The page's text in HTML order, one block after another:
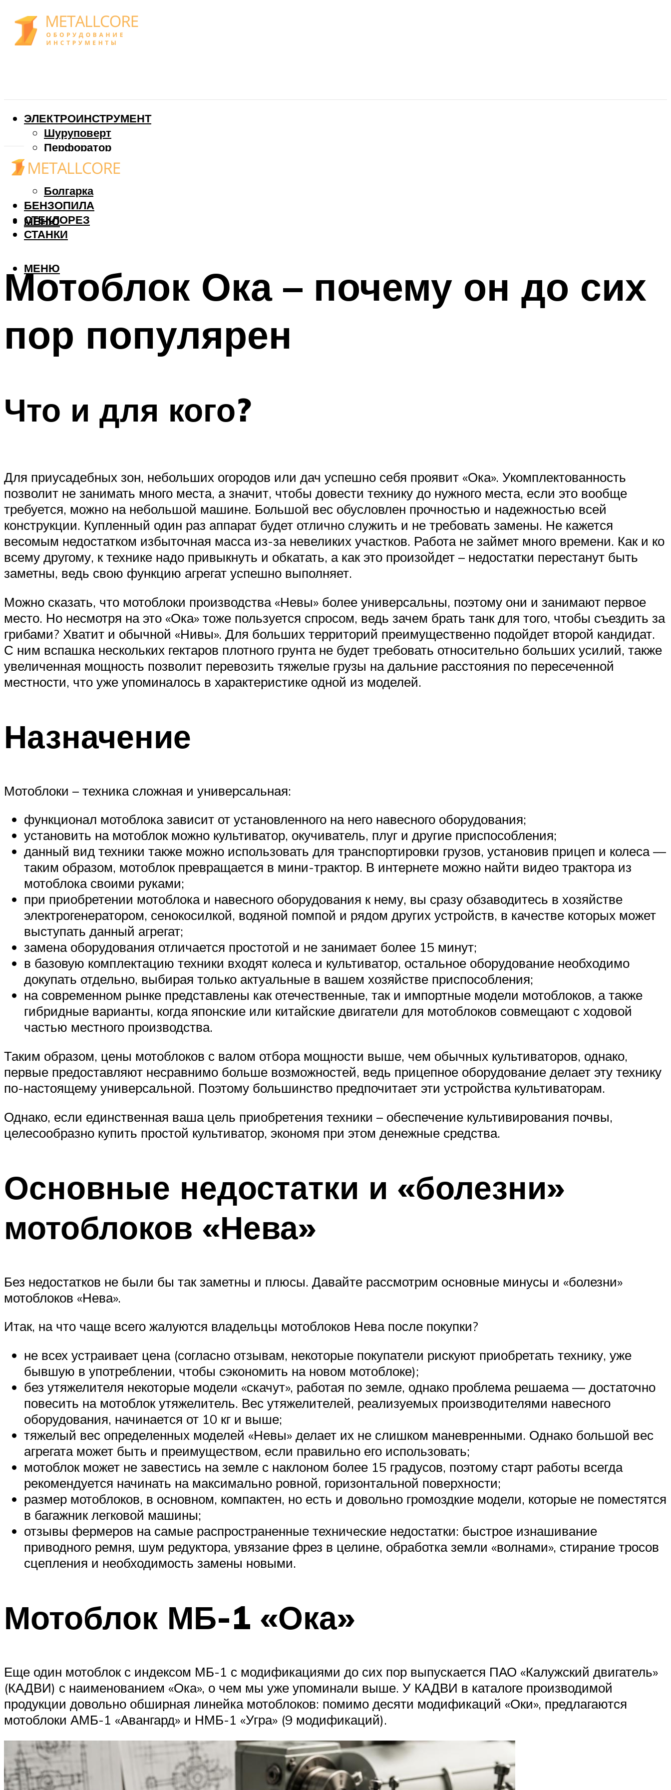
ЭЛЕКТРОИНСТРУМЕНТ
Шуруповерт
Перфоратор
Дрель
Фрезер
Болгарка
БЕНЗОПИЛА
СТЕКЛОРЕЗ
СТАНКИ
МЕНЮ
МЕНЮ
Мотоблок Ока – почему он до сих
пор популярен
Что и для кого?
Для приусадебных зон, небольших огородов или дач успешно себя проявит «Ока». Укомплектованность
позволит не занимать много места, а значит, чтобы довести технику до нужного места, если это вообще
требуется, можно на небольшой машине. Большой вес обусловлен прочностью и надежностью всей
конструкции. Купленный один раз аппарат будет отлично служить и не требовать замены. Не кажется
весомым недостатком избыточная масса из-за невеликих участков. Работа не займет много времени. Как и ко
всему другому, к технике надо привыкнуть и обкатать, а как это произойдет – недостатки перестанут быть
заметны, ведь свою функцию агрегат успешно выполняет.
Можно сказать, что мотоблоки производства «Невы» более универсальны, поэтому они и занимают первое
место. Но несмотря на это «Ока» тоже пользуется спросом, ведь зачем брать танк для того, чтобы съездить за
грибами? Хватит и обычной «Нивы». Для больших территорий преимущественно подойдет второй кандидат.
С ним вспашка нескольких гектаров плотного грунта не будет требовать относительно больших усилий, также
увеличенная мощность позволит перевозить тяжелые грузы на дальние расстояния по пересеченной
местности, что уже упоминалось в характеристике одной из моделей.
Назначение
Мотоблоки – техника сложная и универсальная:
функционал мотоблока зависит от установленного на него навесного оборудования;
установить на мотоблок можно культиватор, окучиватель, плуг и другие приспособления;
данный вид техники также можно использовать для транспортировки грузов, установив прицеп и колеса —
таким образом, мотоблок превращается в мини-трактор. В интернете можно найти видео трактора из
мотоблока своими руками;
при приобретении мотоблока и навесного оборудования к нему, вы сразу обзаводитесь в хозяйстве
электрогенератором, сенокосилкой, водяной помпой и рядом других устройств, в качестве которых может
выступать данный агрегат;
замена оборудования отличается простотой и не занимает более 15 минут;
в базовую комплектацию техники входят колеса и культиватор, остальное оборудование необходимо
докупать отдельно, выбирая только актуальные в вашем хозяйстве приспособления;
на современном рынке представлены как отечественные, так и импортные модели мотоблоков, а также
гибридные варианты, когда японские или китайские двигатели для мотоблоков совмещают с ходовой
частью местного производства.
Таким образом, цены мотоблоков с валом отбора мощности выше, чем обычных культиваторов, однако,
первые предоставляют несравнимо больше возможностей, ведь прицепное оборудование делает эту технику
по-настоящему универсальной. Поэтому большинство предпочитает эти устройства культиваторам.
Однако, если единственная ваша цель приобретения техники – обеспечение культивирования почвы,
целесообразно купить простой культиватор, экономя при этом денежные средства.
Основные недостатки и «болезни»
мотоблоков «Нева»
Без недостатков не были бы так заметны и плюсы. Давайте рассмотрим основные минусы и «болезни»
мотоблоков «Нева».
Итак, на что чаще всего жалуются владельцы мотоблоков Нева после покупки?
не всех устраивает цена (согласно отзывам, некоторые покупатели рискуют приобретать технику, уже
бывшую в употреблении, чтобы сэкономить на новом мотоблоке);
без утяжелителя некоторые модели «скачут», работая по земле, однако проблема решаема — достаточно
повесить на мотоблок утяжелитель. Вес утяжелителей, реализуемых производителями навесного
оборудования, начинается от 10 кг и выше;
тяжелый вес определенных моделей «Невы» делает их не слишком маневренными. Однако большой вес
агрегата может быть и преимуществом, если правильно его использовать;
мотоблок может не завестись на земле с наклоном более 15 градусов, поэтому старт работы всегда
рекомендуется начинать на максимально ровной, горизонтальной поверхности;
размер мотоблоков, в основном, компактен, но есть и довольно громоздкие модели, которые не поместятся
в багажник легковой машины;
отзывы фермеров на самые распространенные технические недостатки: быстрое изнашивание
приводного ремня, шум редуктора, увязание фрез в целине, обработка земли «волнами», стирание тросов
сцепления и необходимость замены новыми.
Мотоблок МБ-1 «Ока»
Еще один мотоблок с индексом МБ-1 с модификациями до сих пор выпускается ПАО «Калужский двигатель»
(КАДВИ) с наименованием «Ока», о чем мы уже упоминали выше. У КАДВИ в каталоге производимой
продукции довольно обширная линейка мотоблоков: помимо десяти модификаций «Оки», предлагаются
мотоблоки АМБ-1 «Авангард» и НМБ-1 «Угра» (9 модификаций).